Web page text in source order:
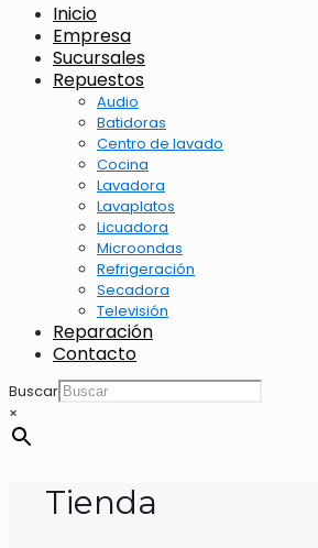
Inicio
Empresa
Sucursales
Repuestos
Audio
Batidoras
Centro de lavado
Cocina
Lavadora
Lavaplatos
Licuadora
Microondas
Refrigeración
Secadora
Televisión
Reparación
Contacto
Buscar
×
Tienda